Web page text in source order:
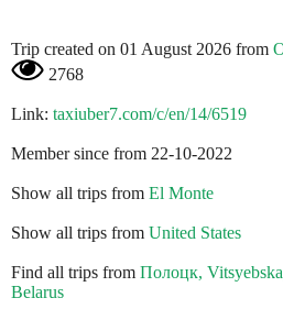
Trip created on 01 August 2026 from
2768
Link: taxiuber7.com/c/en/14/6519
Member since from 22-10-2022
Show all trips from El Monte
Show all trips from United States
Find all trips from Полоцк,
Belarus